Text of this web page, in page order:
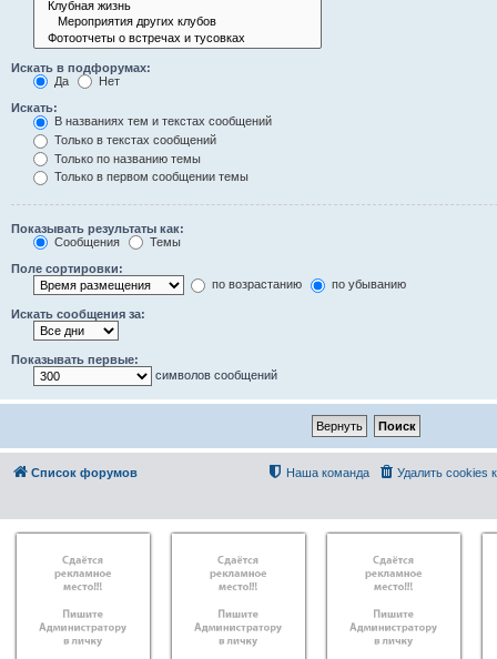
Искать в подфорумах:
Да
Нет
Искать:
В названиях тем и текстах сообщений
Только в текстах сообщений
Только по названию темы
Только в первом сообщении темы
Показывать результаты как:
Сообщения
Темы
Поле сортировки:
по возрастанию
по убыванию
Искать сообщения за:
Показывать первые:
символов сообщений
Список форумов Удалить cookies
Наша команда